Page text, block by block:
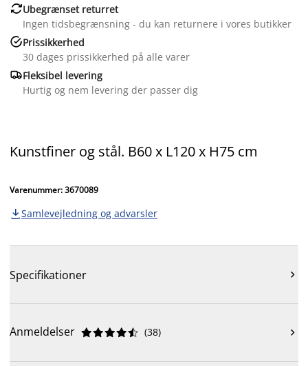
Ubegrænset returret
Ingen tidsbegrænsning - du kan returnere i vores butikker
Prissikkerhed
30 dages prissikkerhed på alle varer
Fleksibel levering
Hurtig og nem levering der passer dig
Kunstfiner og stål. B60 x L120 x H75 cm
Varenummer: 3670089
 Samlevejledning og advarsler
Specifikationer 
Anmeldelser 




 (38) 